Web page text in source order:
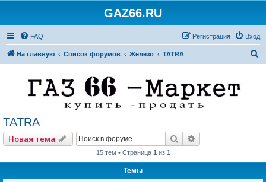
GAZ66.RU
FAQ Вход
Регистрация
На главную Список форумов Железо TATRA
TATRA
Новая тема Поиск
15 тем • Страница 1 из 1
Темы